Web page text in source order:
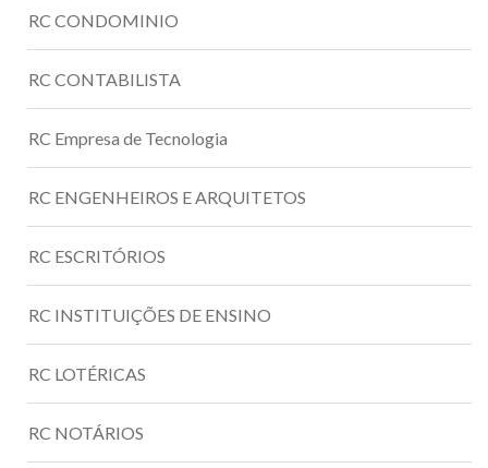
RC CONDOMINIO
RC CONTABILISTA
RC Empresa de Tecnologia
RC ENGENHEIROS E ARQUITETOS
RC ESCRITÓRIOS
RC INSTITUIÇÕES DE ENSINO
RC LOTÉRICAS
RC NOTÁRIOS